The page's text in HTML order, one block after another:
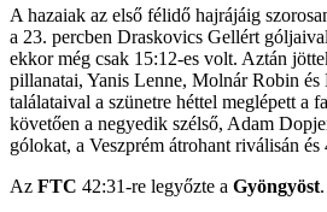
A hazaiak az első félidő hajrájáig
a 23. percben Draskovics Gellért
ekkor még csak 15:12-es volt. Aztán
pillanatai, Yanis Lenne, Molnár Robin
találataival a szünetre héttel meglépett a
követően a negyedik szélső, Adam
gólokat, a Veszprém átrohant riválisán
Az FTC 42:31-re legyőzte a Gyöngyöst.